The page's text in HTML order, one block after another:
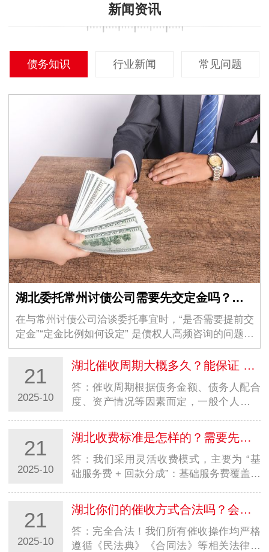
新闻资讯
债务知识 行业新闻 常见问题
湖北委托常州讨债公司需要先交定金吗？定金比例一般多少？
在与常州讨债公司洽谈委托事宜时，“是否需要提前交
定金”“定金比例如何设定” 是债权人高频咨询的问题。
实际上，委托常州…
21
2025-10
湖北催收周期大概多久？能保证 100% 回款吗？
答：催收周期根据债务金额、债务人配合
度、资产情况等因素而定，一般个人小额
因债务…
21
2025-10
湖北收费标准是怎样的？需要先付费用吗？
答：我们采用灵活收费模式，主要为 “基
础服务费 + 回款分成”：基础服务费覆盖前
款分…
21
2025-10
湖北你们的催收方式合法吗？会不会有法律风险？
答：完全合法！我们所有催收操作均严格
遵循《民法典》《合同法》等相关法律规